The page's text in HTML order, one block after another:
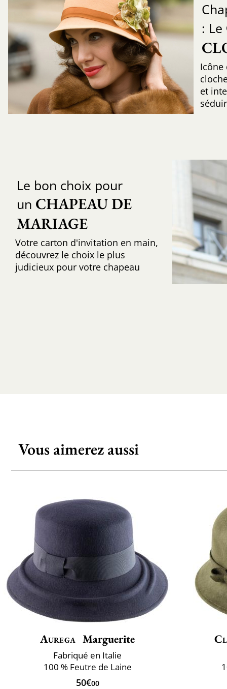
: Le
Icône
et
Le bon choix pour
un CHAPEAU DE
MARIAGE
Votre carton d'invitation en main,
découvrez le choix le plus
judicieux pour votre chapeau
Vous aimerez aussi
Aurega Marguerite
Fabriqué en Italie
100 % Feutre de Laine
50€00